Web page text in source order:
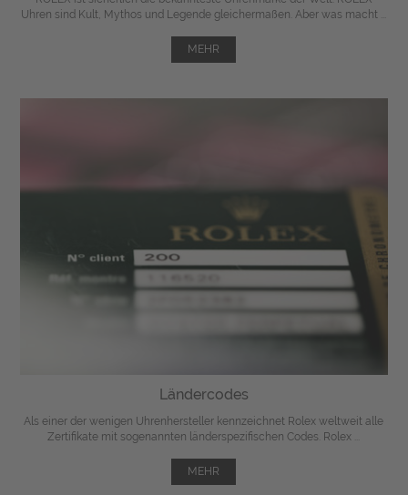
Uhren sind Kult, Mythos und Legende gleichermaßen. Aber was macht ...
MEHR
Ländercodes
Als einer der wenigen Uhrenhersteller kennzeichnet Rolex weltweit alle
Zertifikate mit sogenannten länderspezifischen Codes. Rolex ...
MEHR